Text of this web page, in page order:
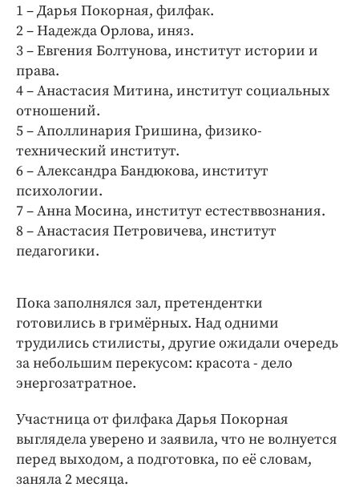
1 – Дарья Покорная, филфак.
2 – Надежда Орлова, иняз.
3 – Евгения Болтунова, институт истории и
права.
4 – Анастасия Митина, институт социальных
отношений.
5 – Аполлинария Гришина, физико-
технический институт.
6 – Александра Бандюкова, институт
психологии.
7 – Анна Мосина, институт естестввознания.
8 – Анастасия Петровичева, институт
педагогики.
Пока заполнялся зал, претендентки
готовились в гримёрных. Над одними
трудились стилисты, другие ожидали очередь
за небольшим перекусом: красота - дело
энергозатратное.
Участница от филфака Дарья Покорная
выглядела уверено и заявила, что не волнуется
перед выходом, а подготовка, по её словам,
заняла 2 месяца.